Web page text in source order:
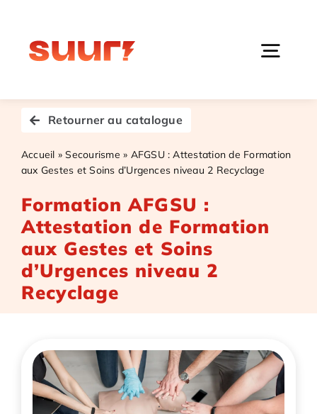
contenu
Catalogue
Retourner au catalogue
Accueil »Secourisme » AFGSU : Attestation de Formation
aux Gestes et Soins d’Urgences niveau 2 Recyclage
Formation AFGSU :
Attestation de Formation
aux Gestes et Soins
d’Urgences niveau 2
Recyclage